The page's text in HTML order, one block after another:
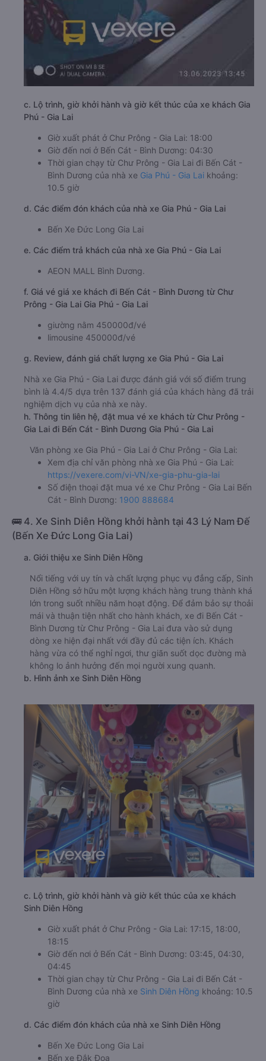
c. Lộ trình, giờ khởi hành và giờ kết thúc của xe khách Gia
Phú - Gia Lai
Giờ xuất phát ở Chư Prông - Gia Lai: 18:00
Giờ đến nơi ở Bến Cát - Bình Dương: 04:30
Thời gian chạy từ Chư Prông - Gia Lai đi Bến Cát -
Bình Dương của nhà xe Gia Phú - Gia Lai khoảng:
10.5 giờ
d. Các điểm đón khách của nhà xe Gia Phú - Gia Lai
Bến Xe Đức Long Gia Lai
e. Các điểm trả khách của nhà xe Gia Phú - Gia Lai
AEON MALL Bình Dương.
f. Giá vé giá xe khách đi Bến Cát - Bình Dương từ Chư
Prông - Gia Lai Gia Phú - Gia Lai
giường nằm 450000đ/vé
limousine 450000đ/vé
g. Review, đánh giá chất lượng xe Gia Phú - Gia Lai
Nhà xe Gia Phú - Gia Lai được đánh giá với số điểm trung
bình là 4.4/5 dựa trên 137 đánh giá của khách hàng đã trải
nghiệm dịch vụ của nhà xe này.
h. Thông tin liên hệ, đặt mua vé xe khách từ Chư Prông -
Gia Lai đi Bến Cát - Bình Dương Gia Phú - Gia Lai
Văn phòng xe Gia Phú - Gia Lai ở Chư Prông - Gia Lai:
Xem địa chỉ văn phòng nhà xe Gia Phú - Gia Lai:
https://vexere.com/vi-VN/xe-gia-phu-gia-lai
Số điện thoại đặt mua vé xe Chư Prông - Gia Lai Bến
Cát - Bình Dương: 1900 888684
🚌 4. Xe Sinh Diên Hồng khởi hành tại 43 Lý Nam Đế
(Bến Xe Đức Long Gia Lai)
a. Giới thiệu xe Sinh Diên Hồng
Nổi tiếng với uy tín và chất lượng phục vụ đẳng cấp, Sinh
Diên Hồng sở hữu một lượng khách hàng trung thành khá
lớn trong suốt nhiều năm hoạt động. Để đảm bảo sự thoải
mái và thuận tiện nhất cho hành khách, xe đi Bến Cát -
Bình Dương từ Chư Prông - Gia Lai đưa vào sử dụng
dòng xe hiện đại nhất với đầy đủ các tiện ích. Khách
hàng vừa có thể nghỉ ngơi, thư giãn suốt dọc đường mà
không lo ảnh hưởng đến mọi người xung quanh.
b. Hình ảnh xe Sinh Diên Hồng
c. Lộ trình, giờ khởi hành và giờ kết thúc của xe khách
Sinh Diên Hồng
Giờ xuất phát ở Chư Prông - Gia Lai: 17:15, 18:00,
18:15
Giờ đến nơi ở Bến Cát - Bình Dương: 03:45, 04:30,
04:45
Thời gian chạy từ Chư Prông - Gia Lai đi Bến Cát -
Bình Dương của nhà xe Sinh Diên Hồng khoảng: 10.5
giờ
d. Các điểm đón khách của nhà xe Sinh Diên Hồng
Bến Xe Đức Long Gia Lai
Bến xe Đắk Đoa